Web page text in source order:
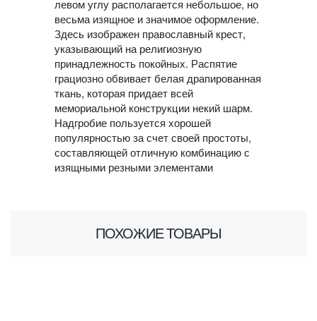
левом углу располагается небольшое, но
весьма изящное и значимое оформление.
Здесь изображен православный крест,
указывающий на религиозную
принадлежность покойных. Распятие
грациозно обвивает белая драпированная
ткань, которая придает всей
мемориальной конструкции некий шарм.
Надгробие пользуется хорошей
популярностью за счет своей простоты,
составляющей отличную комбинацию с
изящными резными элементами
ПОХОЖИЕ ТОВАРЫ